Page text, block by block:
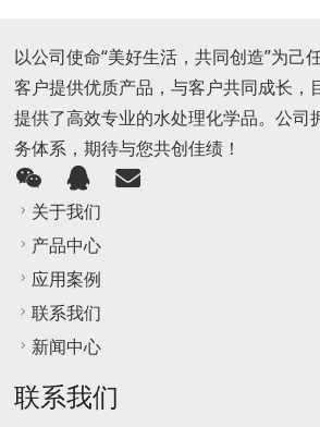
以公司使命“美好生活，共同创造”为己
客户提供优质产品，与客户共同成长，
提供了高效专业的水处理化学品。公司
务体系，期待与您共创佳绩！
关于我们
产品中心
应用案例
联系我们
新闻中心
联系我们